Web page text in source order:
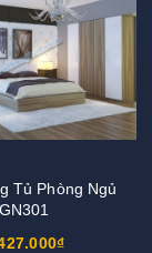
Tủ Phòng Ngủ
GN301